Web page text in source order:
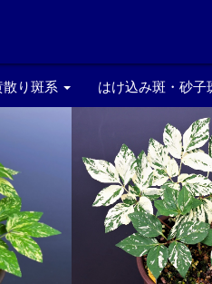
散り斑系 はけ込み斑・砂子
はけ込み斑
砂子斑
覆輪斑・極黄・